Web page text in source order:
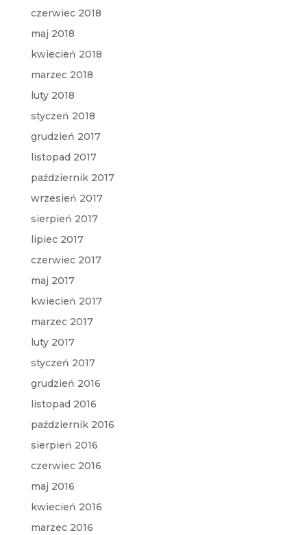
czerwiec 2018
maj 2018
kwiecień 2018
marzec 2018
luty 2018
styczeń 2018
grudzień 2017
listopad 2017
październik 2017
wrzesień 2017
sierpień 2017
lipiec 2017
czerwiec 2017
maj 2017
kwiecień 2017
marzec 2017
luty 2017
styczeń 2017
grudzień 2016
listopad 2016
październik 2016
sierpień 2016
czerwiec 2016
maj 2016
kwiecień 2016
marzec 2016